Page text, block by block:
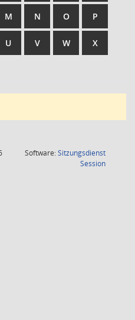
M N O P
U V W X
Software:Sitzungsdienst
Session(Wird in